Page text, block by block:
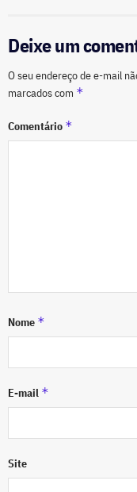
Deixe um
O seu endereço de e-mail
marcados com *
Comentário *
Nome *
E-mail *
Site